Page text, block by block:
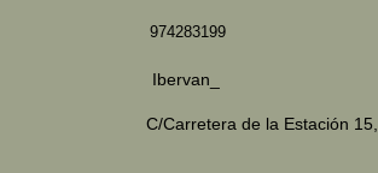
974283199
Ibervan_
C/Carretera de la Estación 15,